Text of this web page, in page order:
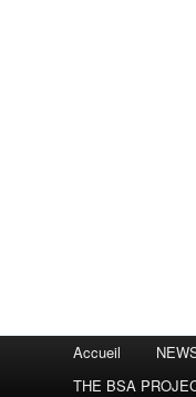
Accueil
THE BSA